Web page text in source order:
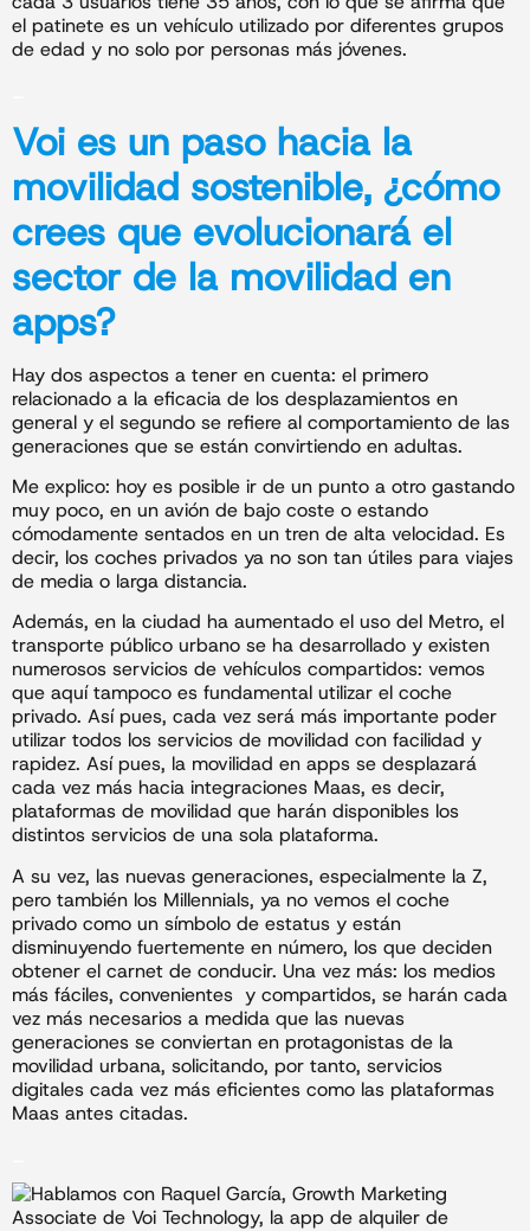
el patinete es un vehículo utilizado por diferentes grupos
de edad y no solo por personas más jóvenes.
Voi es un paso hacia la
movilidad sostenible, ¿cómo
crees que evolucionará el
sector de la movilidad en
apps?
Hay dos aspectos a tener en cuenta: el primero
relacionado a la eficacia de los desplazamientos en
general y el segundo se refiere al comportamiento de las
generaciones que se están convirtiendo en adultas.
Me explico: hoy es posible ir de un punto a otro gastando
muy poco, en un avión de bajo coste o estando
cómodamente sentados en un tren de alta velocidad. Es
decir, los coches privados ya no son tan útiles para viajes
de media o larga distancia.
Además, en la ciudad ha aumentado el uso del Metro, el
transporte público urbano se ha desarrollado y existen
numerosos servicios de vehículos compartidos: vemos
que aquí tampoco es fundamental utilizar el coche
privado. Así pues, cada vez será más importante poder
utilizar todos los servicios de movilidad con facilidad y
rapidez. Así pues, la movilidad en apps se desplazará
cada vez más hacia integraciones Maas, es decir,
plataformas de movilidad que harán disponibles los
distintos servicios de una sola plataforma.
A su vez, las nuevas generaciones, especialmente la Z,
pero también los Millennials, ya no vemos el coche
privado como un símbolo de estatus y están
disminuyendo fuertemente en número, los que deciden
obtener el carnet de conducir. Una vez más: los medios
más fáciles, convenientes y compartidos, se harán cada
vez más necesarios a medida que las nuevas
generaciones se conviertan en protagonistas de la
movilidad urbana, solicitando, por tanto, servicios
digitales cada vez más eficientes como las plataformas
Maas antes citadas.